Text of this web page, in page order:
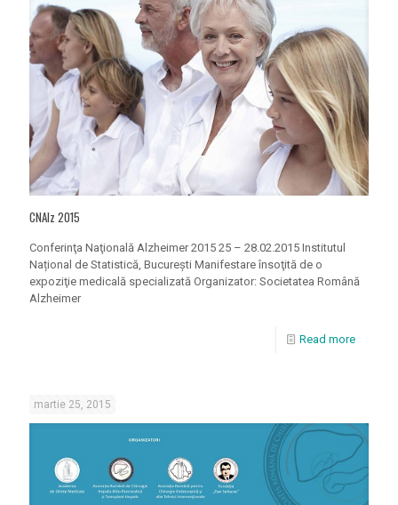
CNAlz 2015
Conferinţa Naţională Alzheimer 2015 25 – 28.02.2015 Institutul
Național de Statistică, Bucureşti Manifestare însoţită de o
expoziţie medicală specializată Organizator: Societatea Română
Alzheimer
Read more
martie 25, 2015